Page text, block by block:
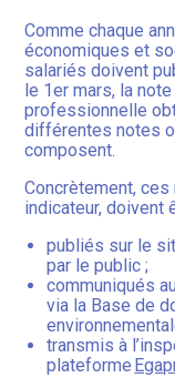
Comme chaque
économiques et
salariés doivent
le 1er mars, la
professionnelle
différentes notes
composent.
Concrètement,
indicateur, doivent
publiés sur le
par le public ;
communiqués
via la Base de
transmis à
plateforme